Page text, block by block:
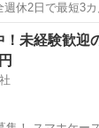
週休2日で最短3
職種> 美容師 <
サロン内業務全
！未経験歓迎